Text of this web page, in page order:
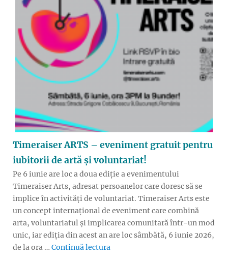
Timeraiser ARTS – eveniment gratuit pentru
iubitorii de artă și voluntariat!
Pe 6 iunie are loc a doua ediție a evenimentului
Timeraiser Arts, adresat persoanelor care doresc să se
implice în activități de voluntariat. Timeraiser Arts este
un concept internațional de eveniment care combină
arta, voluntariatul și implicarea comunitară într-un mod
unic, iar ediția din acest an are loc sâmbătă, 6 iunie 2026,
de la ora … Continuă lectura